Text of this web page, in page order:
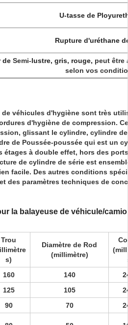
U-tasse de
Rupture d'uréthane
de Semi-lustre, gris, rouge, peut être
selon vos
véhicules d'hygiène sont très
d'hygiène de compression.
glissant le cylindre, cylindre
de Poussée-poussée qui est un
étages à double effet, hors des
de cylindre de série est
facile. Des autres conditions
des paramètres techniques de
la balayeuse de véhicule/
Trou
s)
Diamètre de Rod
(millimètre)
160 140
125
105
90
70